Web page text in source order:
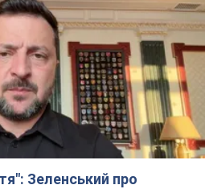
Зеленський про